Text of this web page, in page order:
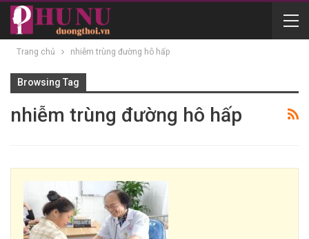
Trang chủ nhiễm trùng đường hô hấp
Browsing Tag
nhiễm trùng đường hô hấp